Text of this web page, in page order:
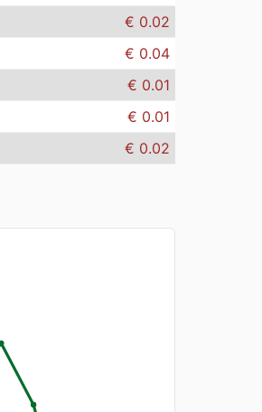
€ 0.02
€ 0.04
€ 0.01
€ 0.01
€ 0.02